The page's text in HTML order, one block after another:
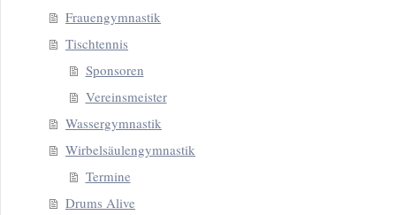
Frauengymnastik
Tischtennis
Sponsoren
Vereinsmeister
Wassergymnastik
Wirbelsäulengymnastik
Termine
Drums Alive